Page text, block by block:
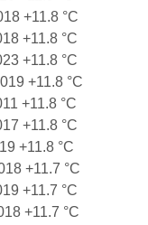
+11.8 °C
+11.8 °C
+11.8 °C
+11.8 °C
+11.8 °C
+11.8 °C
+11.8 °C
+11.7 °C
+11.7 °C
+11.7 °C